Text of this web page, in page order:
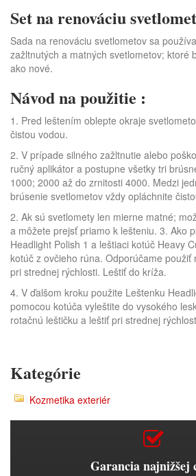
Set na renováciu
Sada na renováciu svetlometov sa
zažltnutých a matných svetlometov; ktoré
ako nové.
Návod na použitie :
1. Pred leštením oblepte okraje
čistou vodou.
2. V prípade silného zažltnutie alebo
ručný aplikátor a postupne všetky tri
1000; 2000 až do zrnitosti 4000. Medzi
brúsenie svetlometov vždy opláchnite
2. Ak sú svetlomety len mierne matné;
a môžete prejsť priamo k lešteniu. 3. Ako
Headlight Polish 1 a leštiaci kotúč Heavy
kotúč z ovčieho rúna. Odporúčame použiť
pri strednej rýchlosti. Leštiť do kríža.
4. V ďalšom kroku použite Leštenku
pomocou kotúča vyleštite do vysokého
rotačnú leštičku a leštiť pri strednej
Kategórie
Kozmetika exteriér
Garancia najnižšej